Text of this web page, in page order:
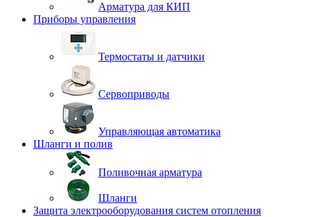
Арматура для КИП
Приборы управления
Термостаты и датчики
Сервоприводы
Управляющая автоматика
Шланги и полив
Поливочная арматура
Шланги
Защита электрооборудования систем отопления